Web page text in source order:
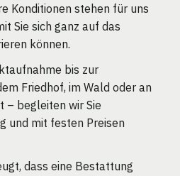
Konditionen stehen für uns
Sie sich ganz auf das
können.
bis zur
Friedhof, im Wald oder an
– begleiten wir Sie
und mit festen Preisen
dass eine Bestattung